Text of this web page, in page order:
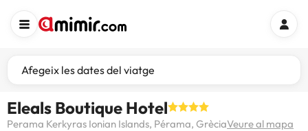
Afegeix les dates del viatge
Eleals Boutique Hotel
Perama Kerkyras Ionian Islands, Pérama, GrèciaVeure al mapa